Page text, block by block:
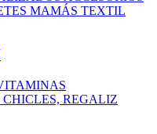
MAMÁS TEXTIL
REGALIZ